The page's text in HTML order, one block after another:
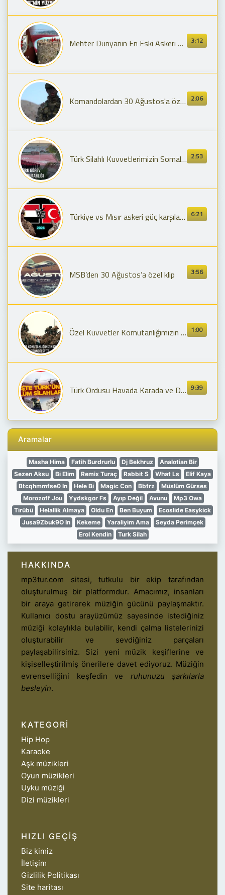
3:12
Mehter Dünyanın En Eski Askeri Bandosu - Bu Bayrak
2:06
Komandolardan 30 Ağustos'a özel klip
2:53
Türk Silahlı Kuvvetlerimizin Somali Türk Görev Kuvveti Komutanlığı Nezdindeki Faaliyetleri
6:21
Türkiye vs Mısır askeri güç karşılaştırması 2026 | Türkiye vs Egypt military power comparison 2026
3:56
MSB’den 30 Ağustos’a özel klip
1:00
Özel Kuvvetler Komutanlığımızın Kahraman #BordoBereliler’i TEKNOFEST'te
9:39
Türk Ordusu Havada Karada ve Denizde Destan Yazdı! işte Türk Savunma Sanayii
Aramalar
Masha Hima Fatih Burdrurlu Dj Bekhruz
Analotian Bir
Sezen Aksu
Bi Elim Remix Turaç Rabbit S What Ls
Elif Kaya
Btcqhmmfse0 In
Hele Bi Magic Con Bbtrz
Müslüm Gürses
Morozoff Jou
Yydskgor Fs Ayıp Değil Avunu
Mp3 Owa
Tirübü
Helallik Almaya Oldu En Ben Buyum
Ecoslide Easykick
Jusa9Zbuk9O In
Kekeme Yaraliyim Ama
Seyda Perimçek
Erol Kendin
Turk Silah
HAKKINDA
mp3tur.com sitesi, tutkulu bir ekip tarafından
oluşturulmuş bir platformdur. Amacımız, insanları
bir araya getirerek müziğin gücünü paylaşmaktır.
Kullanıcı dostu arayüzümüz sayesinde istediğiniz
müziği kolaylıkla bulabilir, kendi çalma listelerinizi
oluşturabilir ve sevdiğiniz parçaları
paylaşabilirsiniz. Sizi yeni müzik keşiflerine ve
kişiselleştirilmiş önerilere davet ediyoruz. Müziğin
evrenselliğini keşfedin ve ruhunuzu şarkılarla
besleyin.
KATEGORI
Hip Hop
Karaoke
Aşk müzikleri
Oyun müzikleri
Uyku müziği
Dizi müzikleri
HIZLI GEÇIŞ
Biz kimiz
İletişim
Gizlilik Politikası
Site haritası